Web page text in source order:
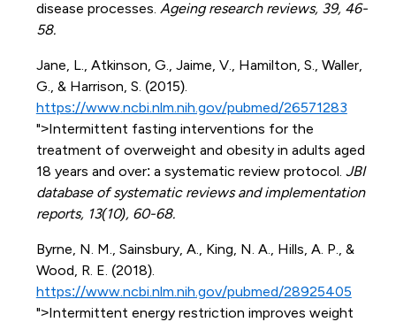
disease processes. Ageing research reviews, 39, 46-
58.
Jane, L., Atkinson, G., Jaime, V., Hamilton, S., Waller,
G., & Harrison, S. (2015).
https://www.ncbi.nlm.nih.gov/pubmed/26571283
">Intermittent fasting interventions for the
treatment of overweight and obesity in adults aged
18 years and over: a systematic review protocol. JBI
database of systematic reviews and implementation
reports, 13(10), 60-68.
Byrne, N. M., Sainsbury, A., King, N. A., Hills, A. P., &
Wood, R. E. (2018).
https://www.ncbi.nlm.nih.gov/pubmed/28925405
">Intermittent energy restriction improves weight